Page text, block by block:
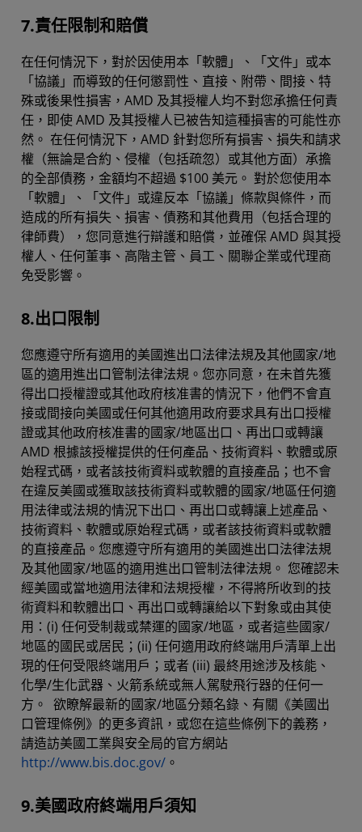
7.責任限制和賠償
在任何情況下，對於因使用本「軟體」、「文件」或本
「協議」而導致的任何懲罰性、直接、附帶、間接、特
殊或後果性損害，AMD 及其授權人均不對您承擔任何責
任，即使 AMD 及其授權人已被告知這種損害的可能性亦
然。 在任何情況下，AMD 針對您所有損害、損失和請求
權（無論是合約、侵權（包括疏忽）或其他方面）承擔
的全部債務，金額均不超過 $100 美元。 對於您使用本
「軟體」、「文件」或違反本「協議」條款與條件，而
造成的所有損失、損害、債務和其他費用（包括合理的
律師費），您同意進行辯護和賠償，並確保 AMD 與其授
權人、任何董事、高階主管、員工、關聯企業或代理商
免受影響。
8.出口限制
您應遵守所有適用的美國進出口法律法規及其他國家/地
區的適用進出口管制法律法規。您亦同意，在未首先獲
得出口授權證或其他政府核准書的情況下，他們不會直
接或間接向美國或任何其他適用政府要求具有出口授權
證或其他政府核准書的國家/地區出口、再出口或轉讓
AMD 根據該授權提供的任何產品、技術資料、軟體或原
始程式碼，或者該技術資料或軟體的直接產品；也不會
在違反美國或獲取該技術資料或軟體的國家/地區任何適
用法律或法規的情況下出口、再出口或轉讓上述產品、
技術資料、軟體或原始程式碼，或者該技術資料或軟體
的直接產品。您應遵守所有適用的美國進出口法律法規
及其他國家/地區的適用進出口管制法律法規。 您確認未
經美國或當地適用法律和法規授權，不得將所收到的技
術資料和軟體出口、再出口或轉讓給以下對象或由其使
用：(i) 任何受制裁或禁運的國家/地區，或者這些國家/
地區的國民或居民；(ii) 任何適用政府終端用戶清單上出
現的任何受限終端用戶；或者 (iii) 最終用途涉及核能、
化學/生化武器、火箭系統或無人駕駛飛行器的任何一
方。 欲瞭解最新的國家/地區分類名錄、有關《美國出
口管理條例》的更多資訊，或您在這些條例下的義務，
請造訪美國工業與安全局的官方網站
http://www.bis.doc.gov/ 。
9.美國政府終端用戶須知